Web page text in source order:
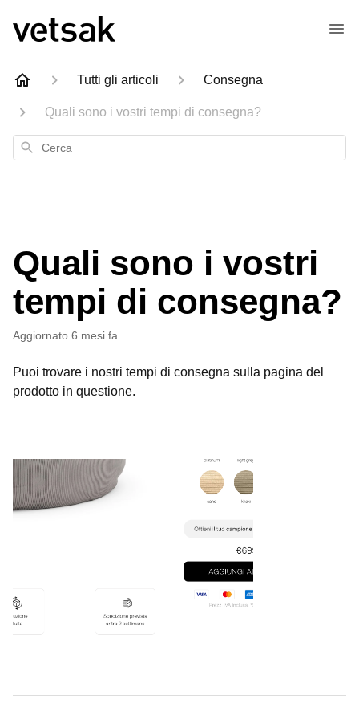
Tutti gli articoli Consegna
Quali sono i vostri tempi di consegna?
Cerca
Quali sono i vostri
tempi di consegna?
Aggiornato 6 mesi fa
Puoi trovare i nostri tempi di consegna sulla pagina del
prodotto in questione.